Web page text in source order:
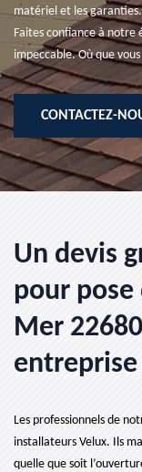
matériel et les garanties.
Faites confiance à
impeccable. Où que
CONTACTEZ-
Un devis
pour pose
Mer
Les professionnels de
installateurs Velux. Ils
quelle que soit